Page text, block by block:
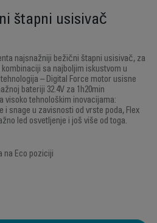
štapni usisivač
najsnažniji bežični štapni usisivač, za
sa najboljim iskustvom u
– Digital Force motor usisne
bateriji 32.4V za 1h20min
tehnološkim inovacijama:
i snage u zavisnosti od vrste poda, Flex
led osvetljenje i još više od toga.
na Eco poziciji